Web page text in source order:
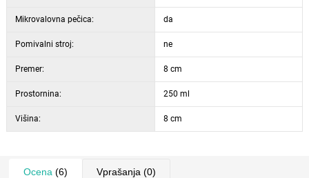
Mikrovalovna pečica: da
Pomivalni stroj: ne
Premer: 8 cm
Prostornina: 250 ml
Višina: 8 cm
Ocena (6) Vprašanja (0)